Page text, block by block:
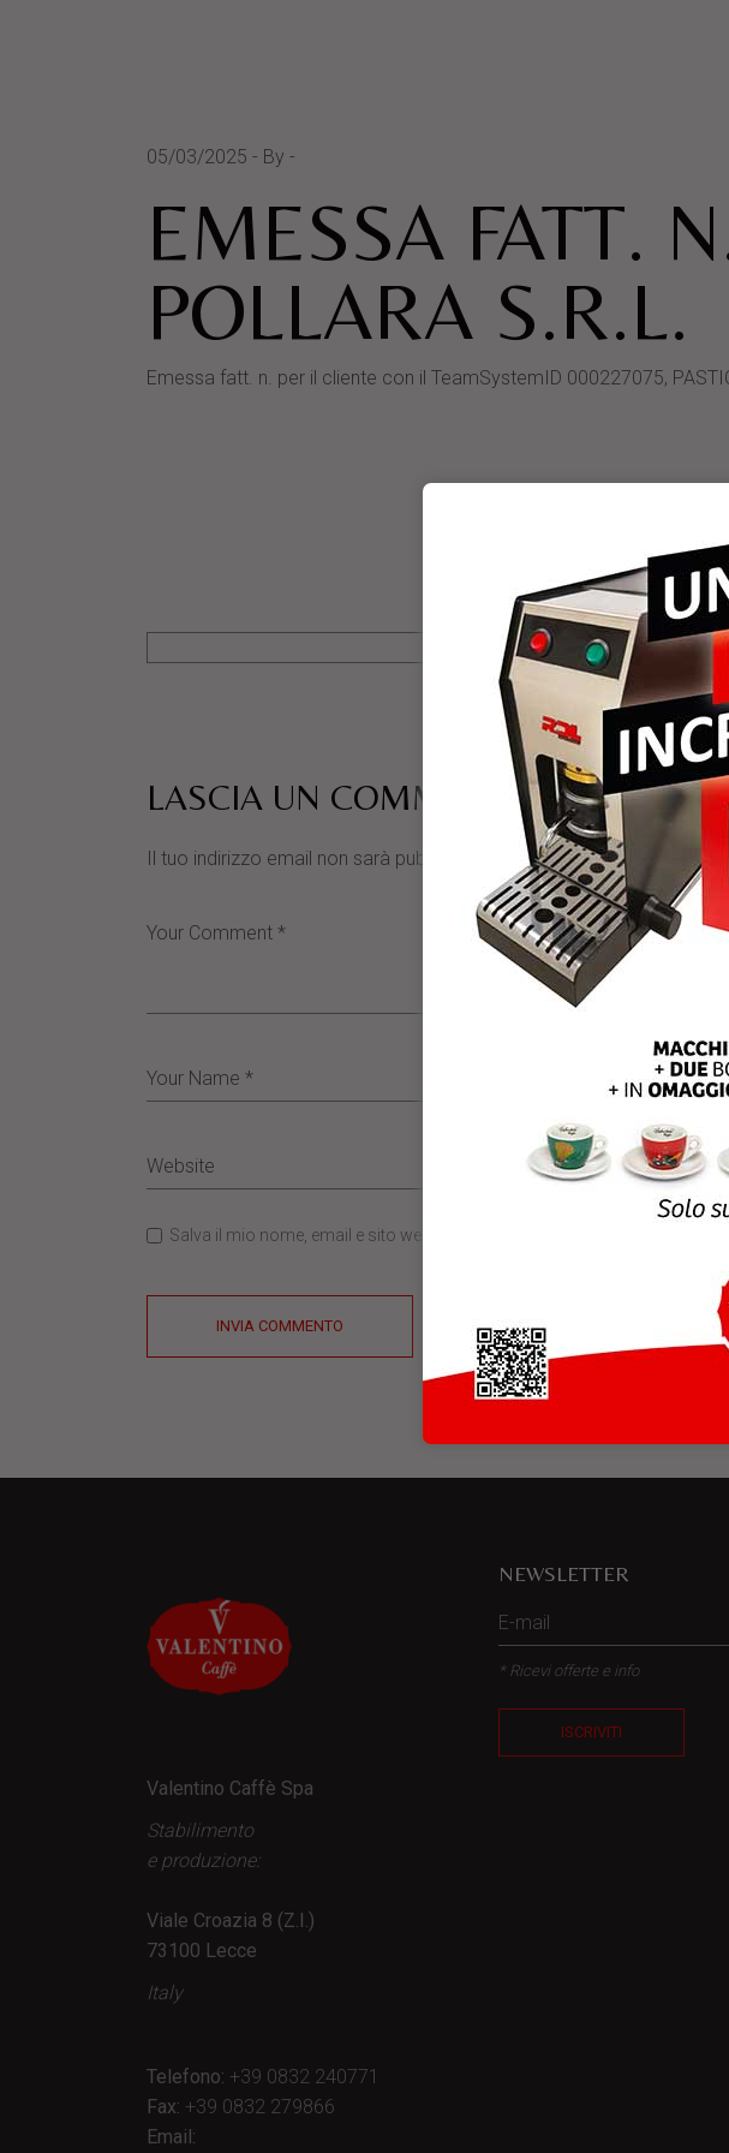
05/03/2025 By
EMESSA FATT.
POLLARA S.R.L.
Emessa fatt. n. per il cliente con il TeamSystemID 000227075,
LASCIA UN COMMENTO
Il tuo indirizzo email non sarà pubblicato. I campi obbligatori sono
Salva il mio nome, email e sito web in questo browser per la prossima
INVIA COMMENTO
Valentino Caffè Spa
Stabilimento
e produzione:
Viale Croazia 8 (Z.I.)
73100 Lecce
Italy
Telefono: +39 0832 240771
Fax: +39 0832 279866
Email:
NEWSLETTER
* Ricevi offerte e info
ISCRIVITI